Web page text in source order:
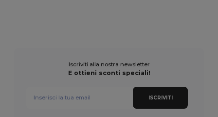
Iscriviti alla nostra newsletter
E ottieni sconti speciali!
ISCRIVITI